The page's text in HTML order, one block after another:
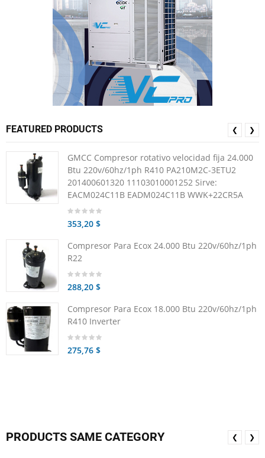
FEATURED PRODUCTS
GMCC Compresor rotativo velocidad fija 24.000
Btu 220v/60hz/1ph R410 PA210M2C-3ETU2
201400601320 11103010001252 Sirve:
EACM024C11B EADM024C11B WWK+22CR5A
353,20 $
Compresor Para Ecox 24.000 Btu 220v/60hz/1ph
R22
288,20 $
Compresor Para Ecox 18.000 Btu 220v/60hz/1ph
R410 Inverter
275,76 $
❮ ❯
PRODUCTS SAME CATEGORY ❮ ❯